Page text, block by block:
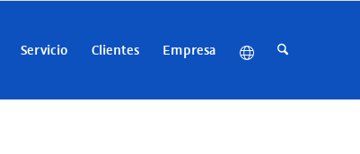
Servicio Clientes Empresa